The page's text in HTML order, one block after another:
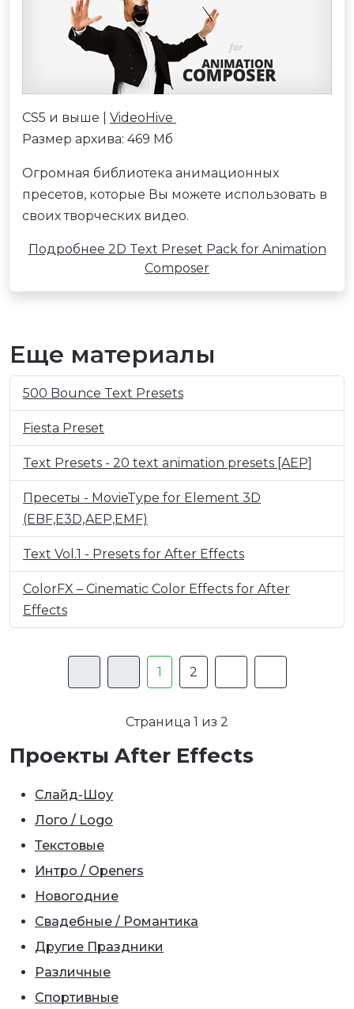
CS5 и выше | VideoHive
Размер архива: 469 Мб
Огромная библиотека анимационных
пресетов, которые Вы можете использовать в
своих творческих видео.
Подробнее 2D Text Preset Pack for Animation
Composer
Еще материалы
500 Bounce Text Presets
Fiesta Preset
Text Presets - 20 text animation presets [AEP]
Пресеты - MovieType for Element 3D
(EBF,E3D,AEP,EMF)
Text Vol.1 - Presets for After Effects
ColorFX – Cinematic Color Effects for After
Effects
1 2
Страница 1 из 2
Проекты After Effects
Слайд-Шоу
Лого / Logo
Текстовые
Интро / Openers
Новогодние
Свадебные / Романтика
Другие Праздники
Различные
Спортивные